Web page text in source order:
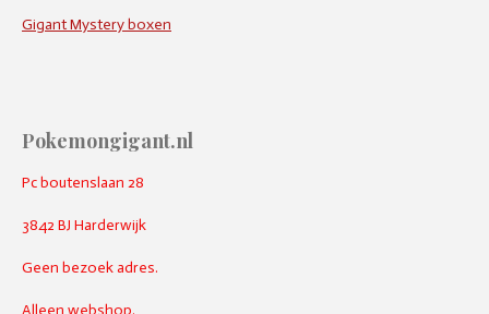
Gigant Mystery boxen
Pokemongigant.nl
Pc boutenslaan 28
3842 BJ Harderwijk
Geen bezoek adres.